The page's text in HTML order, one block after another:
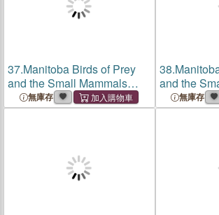
37.Manitoba Birds of Prey
and the Small Mammals
Destroyed by Them
無庫存
38.
and the
Destroyed
無庫存